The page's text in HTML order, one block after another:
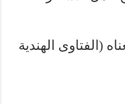
(الفتاوى الهندية